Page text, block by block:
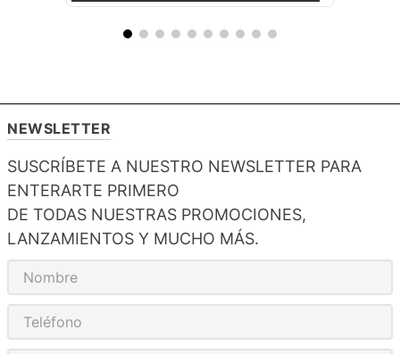
NEWSLETTER
SUSCRÍBETE A NUESTRO NEWSLETTER PARA
ENTERARTE PRIMERO
DE TODAS NUESTRAS PROMOCIONES,
LANZAMIENTOS Y MUCHO MÁS.